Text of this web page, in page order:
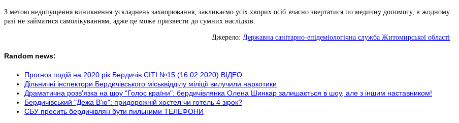
З метою недопущення виникнення ускладнень захворювання, закликаємо усіх хворих осіб вчасно звертатися по медичну допомогу, в жодному
разі не займатися самолікуванням, адже це може призвести до сумних наслідків.
Джерело: Державна санітарно-епідеміологічна служба Житомирської області
Random news:
Прогноз подій на 2020 рік Бердичів СІТІ №15 (16.02.2020) ВІДЕО
Дільничні інспектори Бердичівського міськвідділу міліції вилучили наркотики
Драматична розв'язка на шоу "Голос країни": бердичівлянка Олена Шинкар залишається в шоу, але з іншим наставником!
Бердичівський "Дежа В'ю": придорожній хостел чи готель 4 зірок?
СБУ просить бердичівлян бути пильними ТЕЛЕФОНИ